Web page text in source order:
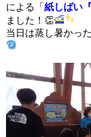
による「 紙しばい
ました！👏
当日は蒸し暑かっ